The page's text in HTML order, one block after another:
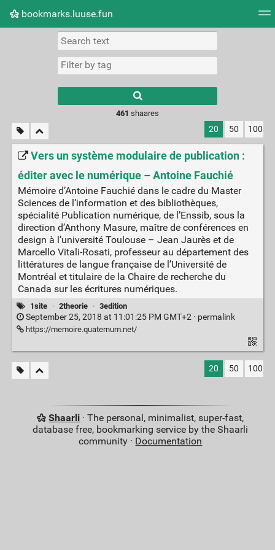
bookmarks.luuse.fun
Picture wall
results.
461 shaares
20 50 100
Vers un système modulaire de publication :
éditer avec le numérique – Antoine Fauchié
Mémoire d’Antoine Fauchié dans le cadre du Master
Sciences de l’information et des bibliothèques,
spécialité Publication numérique, de l’Enssib, sous la
direction d’Anthony Masure, maître de conférences en
design à l’université Toulouse – Jean Jaurès et de
Marcello Vitali-Rosati, professeur au département des
littératures de langue française de l’Université de
Montréal et titulaire de la Chaire de recherche du
Canada sur les écritures numériques.
1site · 2theorie · 3edition
September 25, 2018 at 11:01:25 PM GMT+2 · permalink
https://memoire.quaternum.net/
20 50 100
Shaarli · The personal, minimalist, super-fast,
database free, bookmarking service by the Shaarli
community · Documentation